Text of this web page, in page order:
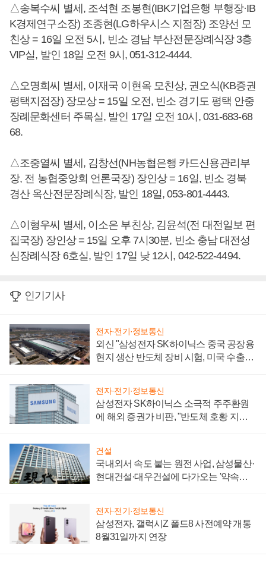
△송복수씨 별세, 조석현 조봉현(IBK기업은행 부행장·IB
K경제연구소장) 조종현(LG하우시스 지점장) 조양선 모
친상 = 16일 오전 5시, 빈소 경남 부산전문장례식장 3층
VIP실, 발인 18일 오전 9시, 051-312-4444.
△오명희씨 별세, 이재국 이현옥 모친상, 권오식(KB증권
평택지점장) 장모상 = 15일 오전, 빈소 경기도 평택 안중
장례문화센터 주목실, 발인 17일 오전 10시, 031-683-68
68.
△조중열씨 별세, 김창선(NH농협은행 카드신용관리부
장, 전 농협중앙회 언론국장) 장인상 = 16일, 빈소 경북
경산 옥산전문장례식장, 발인 18일, 053-801-4443.
△이형우씨 별세, 이소은 부친상, 김윤석(전 대전일보 편
집국장) 장인상 = 15일 오후 7시30분, 빈소 충남 대전성
심장례식장 6호실, 발인 17일 낮 12시, 042-522-4494.
인기기사
전자·전기·정보통신
외신 "삼성전자 SK하이닉스 중국 공장용
현지 생산 반도체 장비 시험, 미국 수출통
전자·전기·정보통신
삼성전자 SK하이닉스 소극적 주주환원
에 해외 증권가 비판, "반도체 호황 지속
건설
국내외서 속도 붙는 원전 사업, 삼성물산·
현대건설·대우건설에 다가오는 '약속의
전자·전기·정보통신
삼성전자, 갤럭시Z 폴드8 사전예약 개통
8월31일까지 연장